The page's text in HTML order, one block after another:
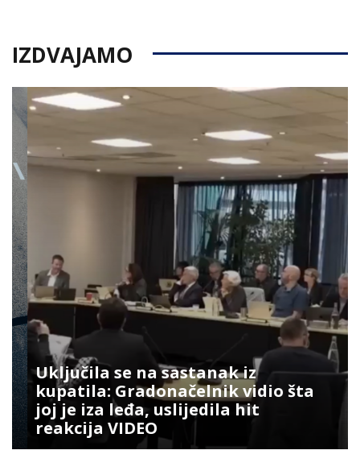
IZDVAJAMO
Uključila se na sastanak iz
kupatila: Gradonačelnik vidio šta
joj je iza leđa, uslijedila hit
reakcija VIDEO